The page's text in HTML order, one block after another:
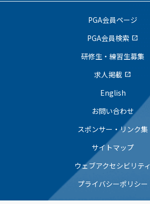
PGA会員ページ
PGA会員検索 open_in_new
研修生・練習生募集
求人掲載 open_in_new
English
お問い合わせ
スポンサー・リンク集
サイトマップ
ウェブアクセシビリティ
プライバシーポリシー